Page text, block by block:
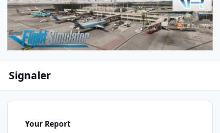
Signaler
Your Report